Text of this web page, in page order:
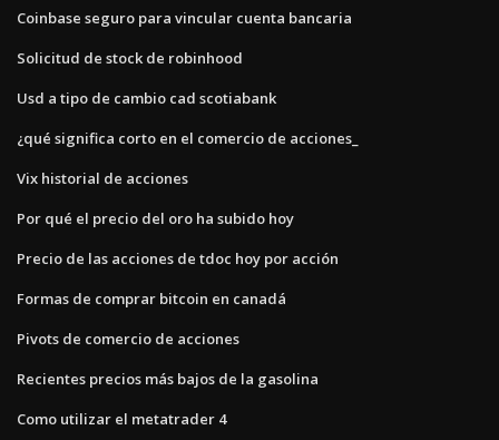
Coinbase seguro para vincular cuenta bancaria
Solicitud de stock de robinhood
Usd a tipo de cambio cad scotiabank
¿qué significa corto en el comercio de acciones_
Vix historial de acciones
Por qué el precio del oro ha subido hoy
Precio de las acciones de tdoc hoy por acción
Formas de comprar bitcoin en canadá
Pivots de comercio de acciones
Recientes precios más bajos de la gasolina
Como utilizar el metatrader 4